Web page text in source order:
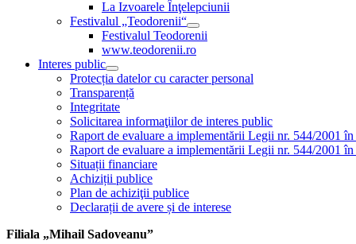
La Izvoarele Înţelepciunii
Festivalul „Teodorenii“
Festivalul Teodorenii
www.teodorenii.ro
Interes public
Protecția datelor cu caracter personal
Transparență
Integritate
Solicitarea informaţiilor de interes public
Raport de evaluare a implementării Legii nr. 544/2001
Raport de evaluare a implementării Legii nr. 544/2001
Situații financiare
Achiziții publice
Plan de achiziţii publice
Declarații de avere și de interese
Filiala „Mihail Sadoveanu”